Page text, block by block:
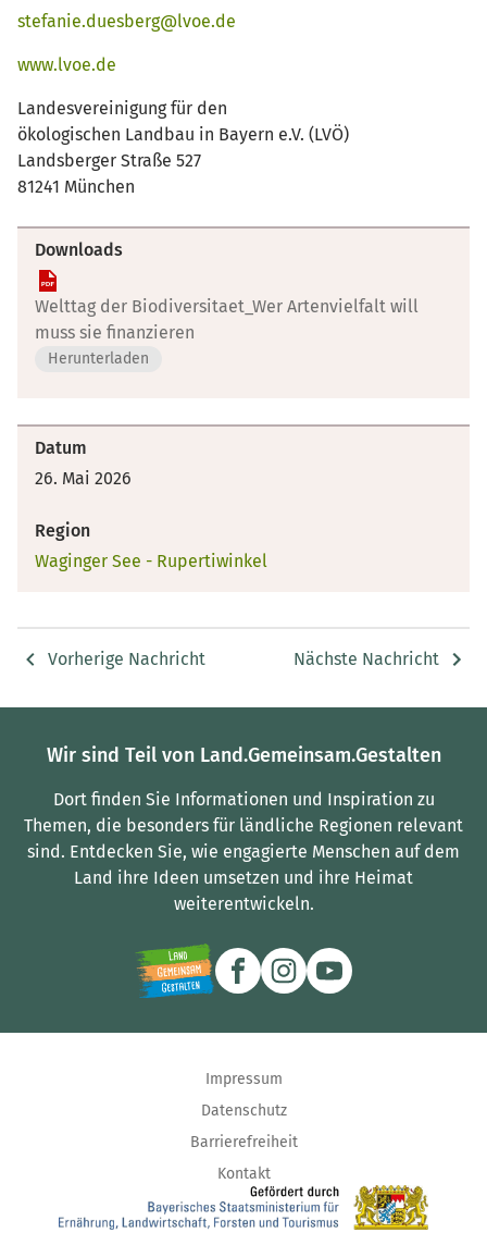
stefanie.duesberg@lvoe.de
www.lvoe.de
Landesvereinigung für den
ökologischen Landbau in Bayern e.V. (LVÖ)
Landsberger Straße 527
81241 München
Downloads
Welttag der Biodiversitaet_Wer Artenvielfalt will
muss sie finanzieren
Herunterladen
Datum
26. Mai 2026
Region
Waginger See - Rupertiwinkel
Vorherige Nachricht Nächste Nachricht
Wir sind Teil von Land.Gemeinsam.Gestalten
Dort finden Sie Informationen und Inspiration zu
Themen, die besonders für ländliche Regionen relevant
sind. Entdecken Sie, wie engagierte Menschen auf dem
Land ihre Ideen umsetzen und ihre Heimat
weiterentwickeln.
Impressum
Datenschutz
Barrierefreiheit
Kontakt